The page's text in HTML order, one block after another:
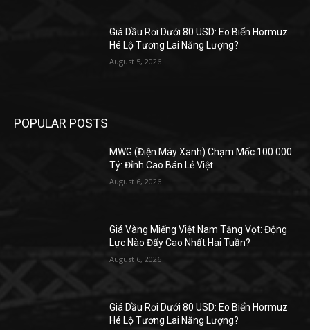
Giá Dầu Rơi Dưới 80 USD: Eo Biển Hormuz
Hé Lộ Tương Lai Năng Lượng?
August 5, 2026
POPULAR POSTS
MWG (Điện Máy Xanh) Chạm Mốc 100.000
Tỷ: Đỉnh Cao Bán Lẻ Việt
August 6, 2026
Giá Vàng Miếng Việt Nam Tăng Vọt: Động
Lực Nào Đẩy Cao Nhất Hai Tuần?
August 6, 2026
Giá Dầu Rơi Dưới 80 USD: Eo Biển Hormuz
Hé Lộ Tương Lai Năng Lượng?